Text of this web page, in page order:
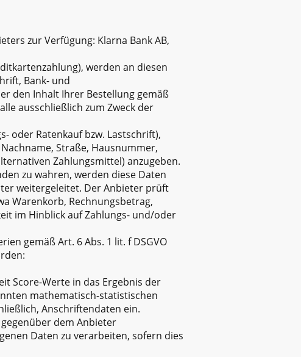
zur Verfügung: Klarna Bank AB,
werden an diesen
Bank- und
den Inhalt Ihrer Bestellung gemäß
ausschließlich zum Zweck der
oder Ratenkauf bzw. Lastschrift),
Straße, Hausnummer,
Zahlungsmittel) anzugeben.
zu wahren, werden diese Daten
weitergeleitet. Der Anbieter prüft
Warenkorb, Rechnungsbetrag,
im Hinblick auf Zahlungs- und/oder
gemäß Art. 6 Abs. 1 lit. f DSGVO
Score-Werte in das Ergebnis der
mathematisch-statistischen
Anschriftendaten ein.
dem Anbieter
Daten zu verarbeiten, sofern dies